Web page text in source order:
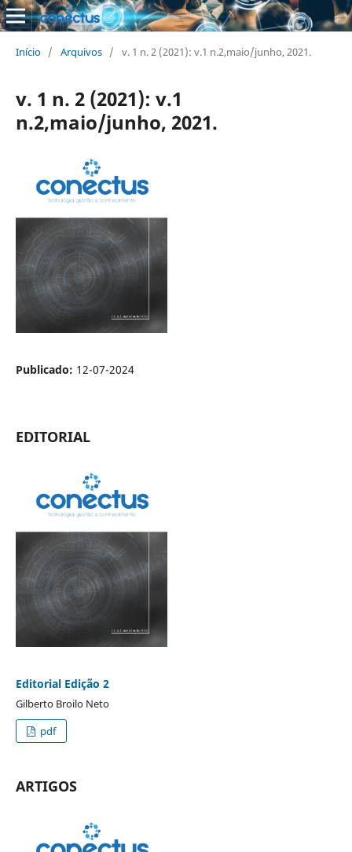
Início / Arquivos / v. 1 n. 2 (2021): v.1 n.2,maio/junho, 2021.
v. 1 n. 2 (2021): v.1
n.2,maio/junho, 2021.
Publicado: 12-07-2024
EDITORIAL
Editorial Edição 2
Gilberto Broilo Neto
pdf
ARTIGOS